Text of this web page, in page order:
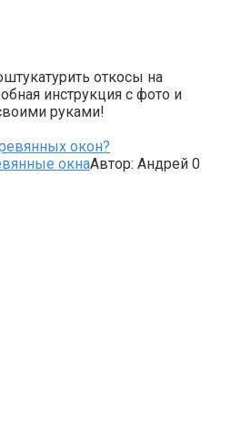
откосы на
инструкция с фото и
руками!
окон?
окнаАвтор: Андрей 0